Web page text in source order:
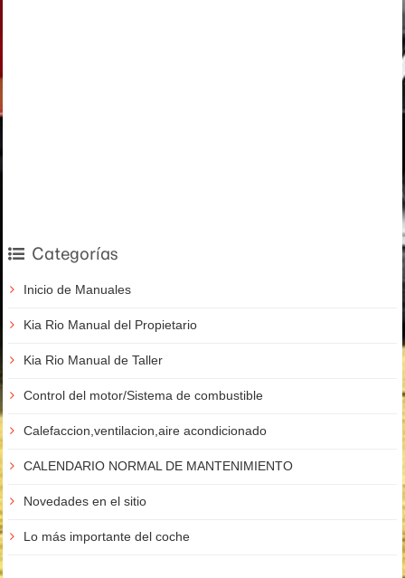
Categorías
Inicio de Manuales
Kia Rio Manual del Propietario
Kia Rio Manual de Taller
Control del motor/Sistema de combustible
Calefaccion,ventilacion,aire acondicionado
CALENDARIO NORMAL DE MANTENIMIENTO
Novedades en el sitio
Lo más importante del coche